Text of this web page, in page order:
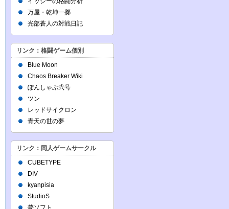
万屋・乾坤一擲
光部蒼人の対戦日記
リンク：格闘ゲーム個別
Blue Moon
Chaos Breaker Wiki
ぽんしゃぶ弐号
ツン
レッドサイクロン
青天の世の夢
リンク：同人ゲームサークル
CUBETYPE
DIV
kyanpisia
StudioS
夢ソフト